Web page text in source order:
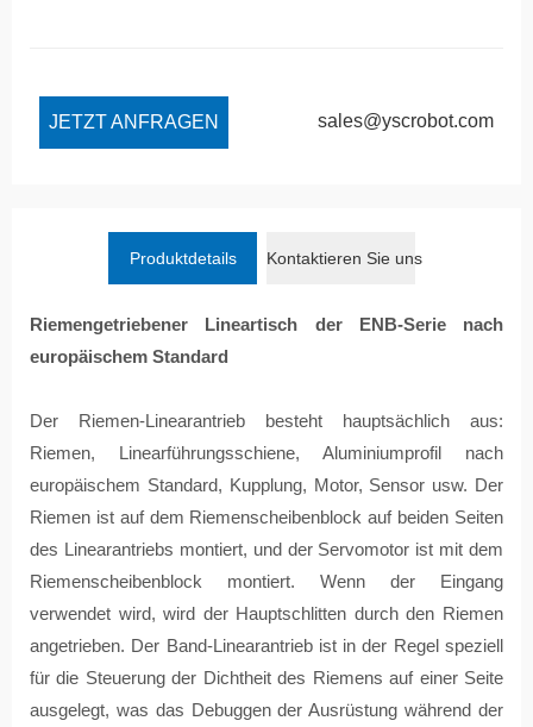
JETZT ANFRAGEN sales@yscrobot.com
Produktdetails Kontaktieren Sie uns
Riemengetriebener Lineartisch der ENB-Serie nach
europäischem Standard
Der Riemen-Linearantrieb besteht hauptsächlich aus:
Riemen, Linearführungsschiene, Aluminiumprofil nach
europäischem Standard, Kupplung, Motor, Sensor usw. Der
Riemen ist auf dem Riemenscheibenblock auf beiden Seiten
des Linearantriebs montiert, und der Servomotor ist mit dem
Riemenscheibenblock montiert. Wenn der Eingang
verwendet wird, wird der Hauptschlitten durch den Riemen
angetrieben. Der Band-Linearantrieb ist in der Regel speziell
für die Steuerung der Dichtheit des Riemens auf einer Seite
ausgelegt, was das Debuggen der Ausrüstung während der